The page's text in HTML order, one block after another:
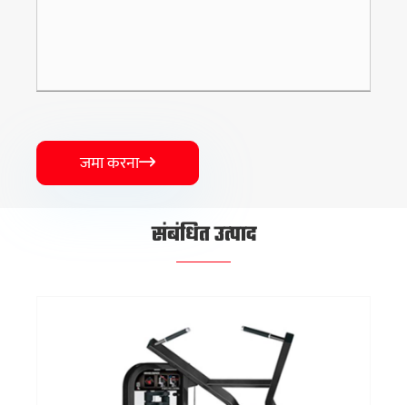
जमा करना
संबंधित उत्पाद